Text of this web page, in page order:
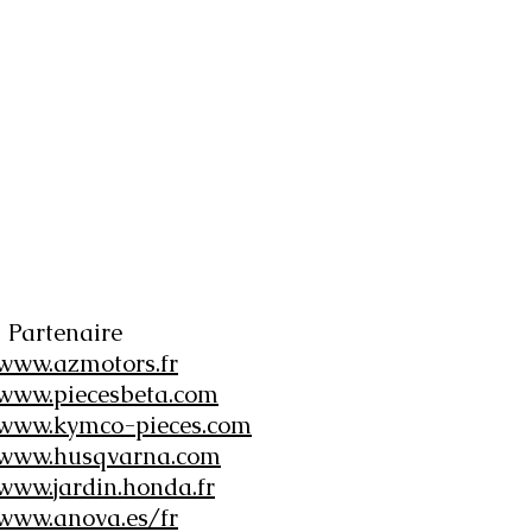
Partenaire
pieces.com
fr